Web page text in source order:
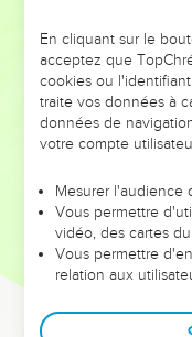
NE
ET SI LEURS
leur foi ou leur vision.
et les saisons difficiles
sont
Dans cette
clés pour avancer
En cliquant sur le
acceptez que
cookies ou
traite vos données à
données de
votre compte
Mesurer l'audience
Vous permettre
vidéo, des cartes
Vous permettre
relation aux